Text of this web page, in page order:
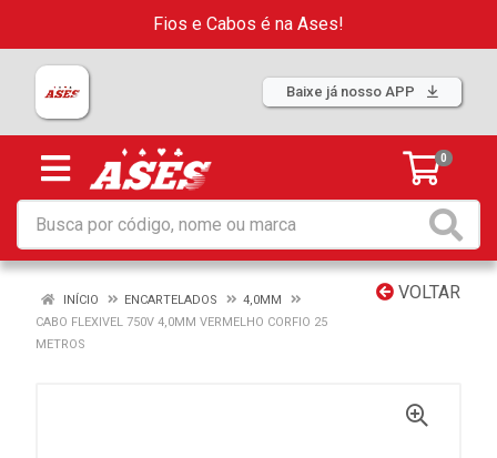
Fios e Cabos é na Ases!
Baixe já nosso APP
0
VOLTAR
INÍCIO ENCARTELADOS
4,0MM
CABO FLEXIVEL 750V 4,0MM VERMELHO CORFIO 25
METROS